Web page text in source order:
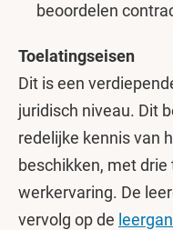
beoordelen
Toelatingseisen
Dit is een
juridisch niveau. Dit
redelijke kennis van
beschikken, met
werkervaring. De
vervolg op de